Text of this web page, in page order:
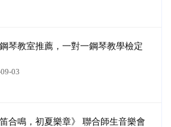
琴教室推薦，一對一鋼琴教學檢定
03
笛合鳴，初夏樂章》 聯合師生音樂會